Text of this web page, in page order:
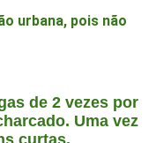
urbana, pois não
de 2 vezes por
Uma vez